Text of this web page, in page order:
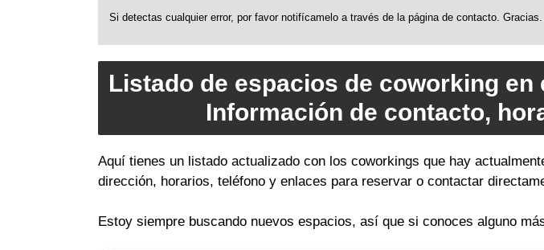
Si detectas cualquier error, por favor notifícamelo a través de la página de contacto. Gracias.
Listado de espacios de coworking
Información de contacto,
Aquí tienes un listado actualizado con los coworkings que hay
dirección, horarios, teléfono y enlaces para reservar o contactar
Estoy siempre buscando nuevos espacios, así que si conoces alguno